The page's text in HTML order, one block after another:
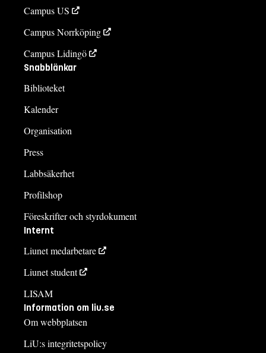
Campus US
Campus Norrköping
Campus Lidingö
Snabblänkar
Biblioteket
Kalender
Organisation
Press
Labbsäkerhet
Profilshop
Föreskrifter och styrdokument
Internt
Liunet medarbetare
Liunet student
LISAM
Information om liu.se
Om webbplatsen
LiU:s integritetspolicy